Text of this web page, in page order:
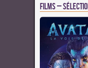
Films –